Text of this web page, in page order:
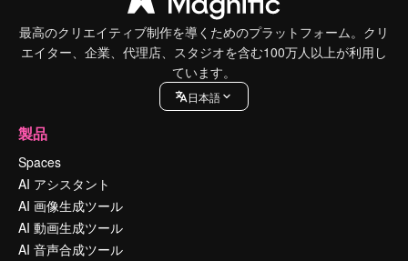
最高のクリエイティブ制作を導くためのプラットフォーム。クリ
エイター、企業、代理店、スタジオを含む100万人以上が利用し
ています。
日本語
製品
Spaces
AI アシスタント
AI 画像生成ツール
AI 動画生成ツール
AI 音声合成ツール